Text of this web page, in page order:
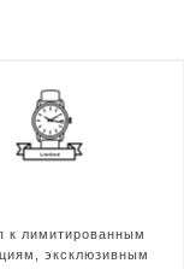
к лимитированным
эксклюзивным